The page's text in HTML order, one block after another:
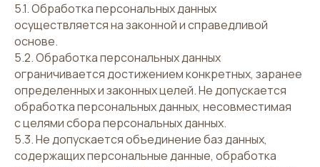
5.1. Обработка персональных данных
осуществляется на законной и справедливой
основе.
5.2. Обработка персональных данных
ограничивается достижением конкретных, заранее
определенных и законных целей. Не допускается
обработка персональных данных, несовместимая
с целями сбора персональных данных.
5.3. Не допускается объединение баз данных,
содержащих персональные данные, обработка